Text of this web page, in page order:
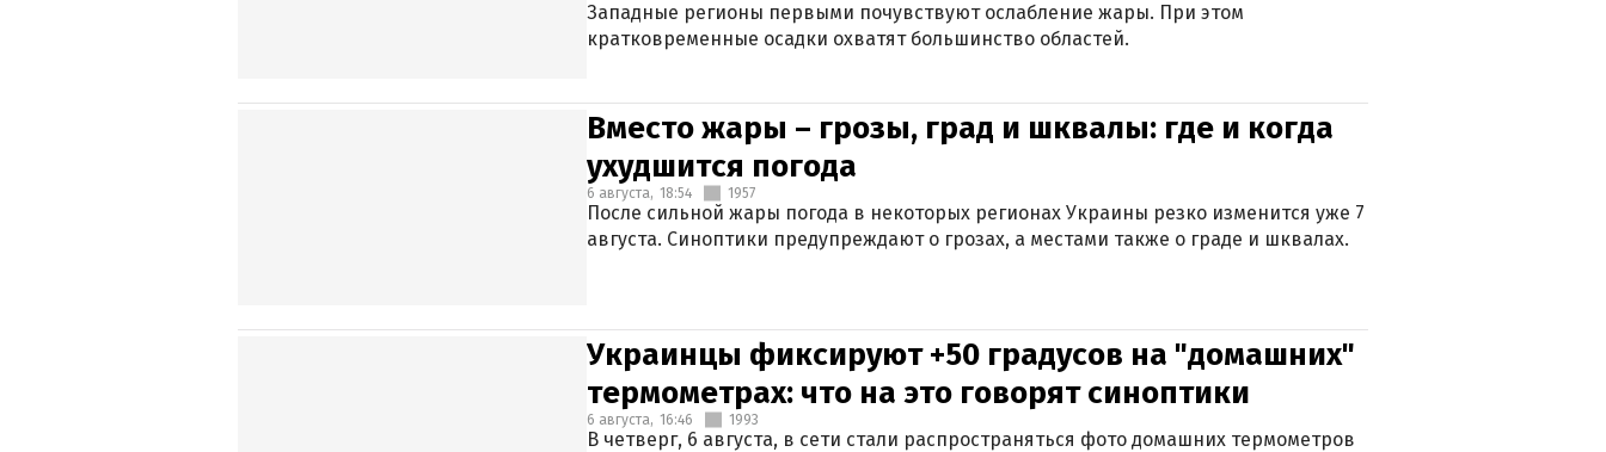
Западные регионы первыми почувствуют ослабление жары. При этом
кратковременные осадки охватят большинство областей.
Вместо жары – грозы, град и шквалы: где и когда
ухудшится погода
6 августа, 18:54 1957
После сильной жары погода в некоторых регионах Украины резко изменится уже 7
августа. Синоптики предупреждают о грозах, а местами также о граде и шквалах.
Украинцы фиксируют +50 градусов на "домашних"
термометрах: что на это говорят синоптики
6 августа, 16:46 1993
В четверг, 6 августа, в сети стали распространяться фото домашних термометров